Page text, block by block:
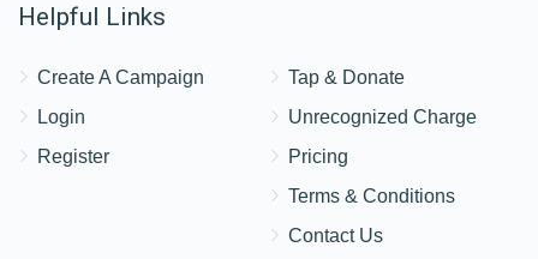
Helpful Links
Create A Campaign
Login
Register
Tap & Donate
Unrecognized Charge
Pricing
Terms & Conditions
Contact Us